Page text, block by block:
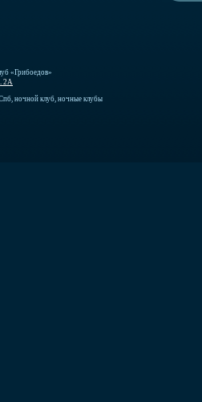
«Грибоедов»
2А
ночной клуб, ночные клубы